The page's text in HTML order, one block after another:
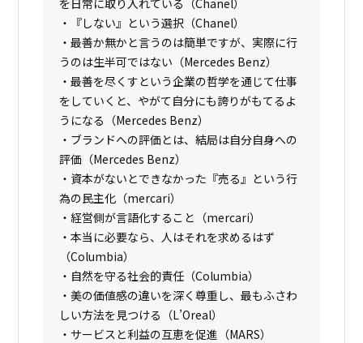
・『しない』という選択（Chanel）
・最善か無かと言うのは簡単ですが、実際に行
うのは生半可ではない（Mercedes Benz）
・最善を尽くすという企業の哲学を通じて仕事
をしていくと、やがて自分にも誇りがもてるよ
うになる（Mercedes Benz）
・ブランドへの評価とは、結局は自分自身への
評価（Mercedes Benz）
・資本がないとできなかった『売る』という行
為の民主化（mercari）
・経営側が言語化すること（mercari）
・本当に必要なら、人はそれを求めるはず
（Columbia）
・自然を守る社会的責任（Columbia）
・美の価値感の違いを深く尊重し、最もふさわ
しい方法を見つける（L’Oreal）
・サービスと利益の互恵を促進（MARS）